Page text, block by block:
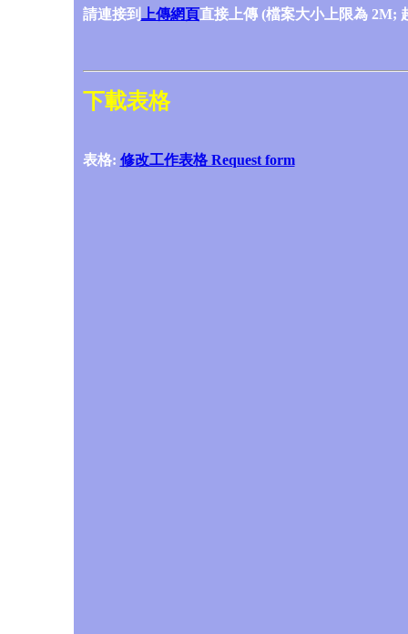
請連接到 上傳網頁直接上傳 (檔案大小上限為 2M;
下載表格
表格: 修改工作表格 Request form